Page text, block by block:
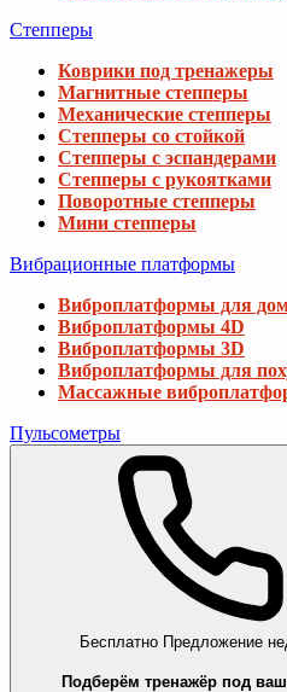
Степперы
Коврики под тренажеры
Магнитные степперы
Механические степперы
Степперы со стойкой
Степперы с эспандерами
Степперы с рукоятками
Поворотные степперы
Мини степперы
Вибрационные платформы
Виброплатформы для
Виброплатформы 4D
Виброплатформы 3D
Виброплатформы для
Массажные
Пульсометры
Бесплатно Предложение
Подберём тренажёр под